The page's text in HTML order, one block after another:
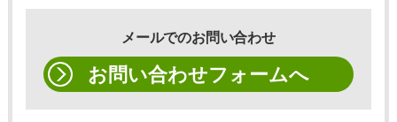
メールでのお問い合わせ
お問い合わせフォームへ